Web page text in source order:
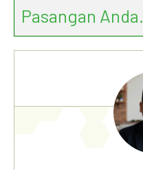
Pasangan Anda.